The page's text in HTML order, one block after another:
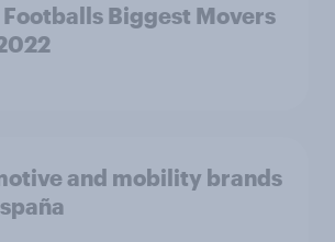
Footballs Biggest Movers
and mobility brands